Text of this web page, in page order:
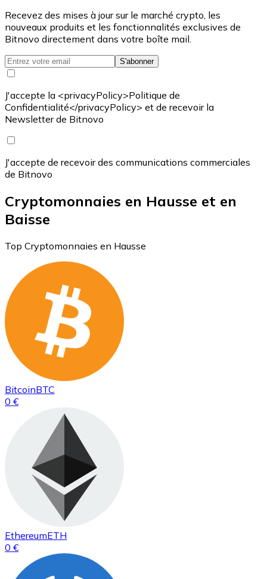
Recevez des mises à jour sur le marché crypto, les
nouveaux produits et les fonctionnalités exclusives de
Bitnovo directement dans votre boîte mail.
S'abonner
J'accepte la <privacyPolicy>Politique de
Confidentialité</privacyPolicy> et de recevoir la
Newsletter de Bitnovo
J'accepte de recevoir des communications commerciales
de Bitnovo
Cryptomonnaies en Hausse et en
Baisse
Top Cryptomonnaies en Hausse
BitcoinBTC
0 €
EthereumETH
0 €